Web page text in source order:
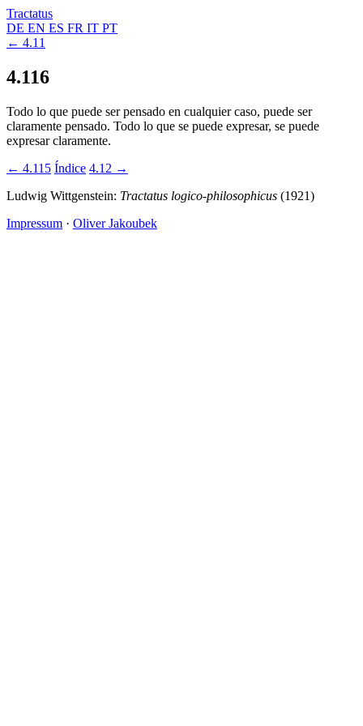
Tractatus
DE EN ES FR IT PT
← 4.11
4.116
Todo lo que puede ser pensado en cualquier caso, puede ser
claramente pensado. Todo lo que se puede expresar, se puede
expresar claramente.
← 4.115 Índice 4.12 →
Ludwig Wittgenstein: Tractatus logico-philosophicus (1921)
Impressum · Oliver Jakoubek